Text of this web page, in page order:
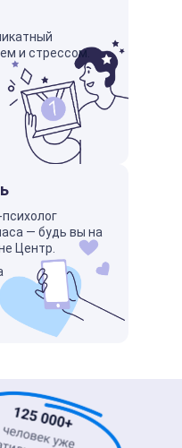
и стрессом.
— будь вы на
Центр.